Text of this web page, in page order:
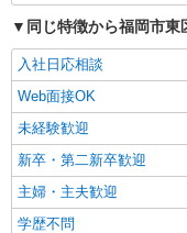
福
キープ
派遣社員
株式会社kotrio /●FK-H-
【香
同じ特徴から福岡市東
入社日応相談
Web面接OK
未経験歓迎
新卒・第二新卒歓迎
主婦・主夫歓迎
学歴不問